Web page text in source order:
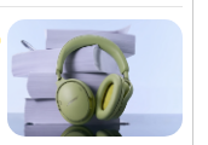
احسان پهلوان به فجر